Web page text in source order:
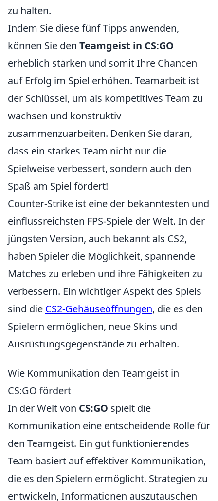
zu halten.
Indem Sie diese fünf Tipps anwenden,
können Sie den Teamgeist in CS:GO
erheblich stärken und somit Ihre Chancen
auf Erfolg im Spiel erhöhen. Teamarbeit ist
der Schlüssel, um als kompetitives Team zu
wachsen und konstruktiv
zusammenzuarbeiten. Denken Sie daran,
dass ein starkes Team nicht nur die
Spielweise verbessert, sondern auch den
Spaß am Spiel fördert!
Counter-Strike ist eine der bekanntesten und
einflussreichsten FPS-Spiele der Welt. In der
jüngsten Version, auch bekannt als CS2,
haben Spieler die Möglichkeit, spannende
Matches zu erleben und ihre Fähigkeiten zu
verbessern. Ein wichtiger Aspekt des Spiels
sind die CS2-Gehäuseöffnungen, die es den
Spielern ermöglichen, neue Skins und
Ausrüstungsgegenstände zu erhalten.
Wie Kommunikation den Teamgeist in
CS:GO fördert
In der Welt von CS:GO spielt die
Kommunikation eine entscheidende Rolle für
den Teamgeist. Ein gut funktionierendes
Team basiert auf effektiver Kommunikation,
die es den Spielern ermöglicht, Strategien zu
entwickeln, Informationen auszutauschen